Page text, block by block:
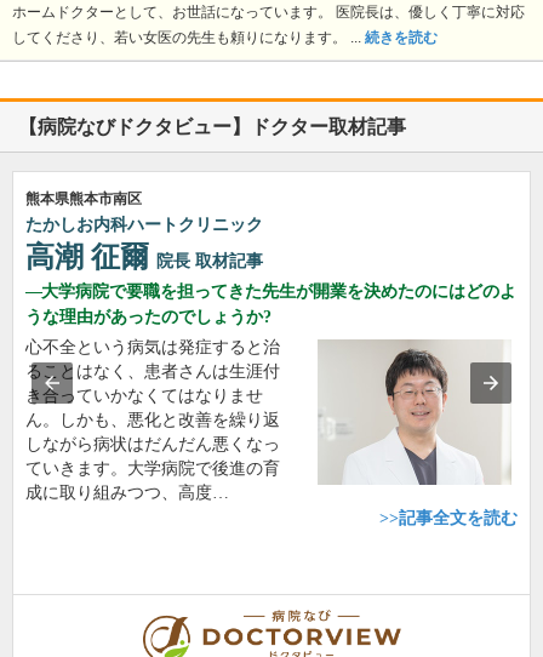
ホームドクターとして、お世話になっています。 医院長は、優しく丁寧に対応
してくださり、若い女医の先生も頼りになります。 ... 続きを読む
【病院なびドクタビュー】ドクター取材記事
熊本県熊本市南区
たかしお内科ハートクリニック
高潮 征爾 院長 取材記事
大学病院で要職を担ってきた先生が開業を決めたのにはどのよ
うな理由があったのでしょうか?
心不全という病気は発症すると治
ることはなく、患者さんは生涯付
き合っていかなくてはなりませ
ん。しかも、悪化と改善を繰り返
しながら病状はだんだん悪くなっ
ていきます。大学病院で後進の育
成に取り組みつつ、高度…
>>記事全文を読む